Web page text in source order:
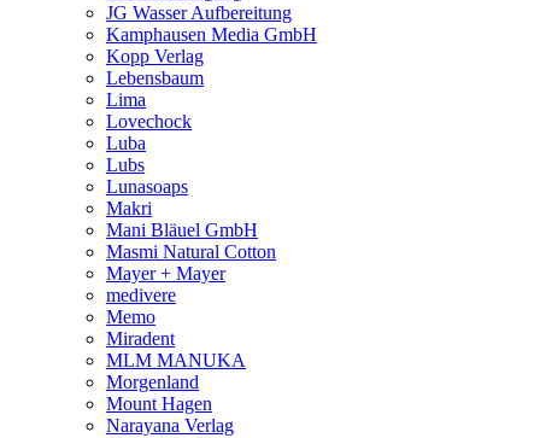
JG Wasser Aufbereitung
Kamphausen Media GmbH
Kopp Verlag
Lebensbaum
Lima
Lovechock
Luba
Lubs
Lunasoaps
Makri
Mani Bläuel GmbH
Masmi Natural Cotton
Mayer + Mayer
medivere
Memo
Miradent
MLM MANUKA
Morgenland
Mount Hagen
Narayana Verlag